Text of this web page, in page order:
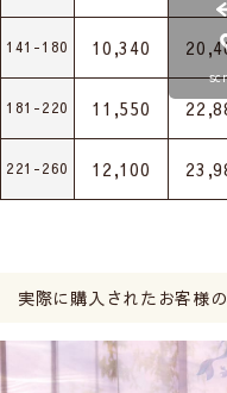
141-180 10,340
181-220 11,550
221-260 12,100
実際に購入されたお客様